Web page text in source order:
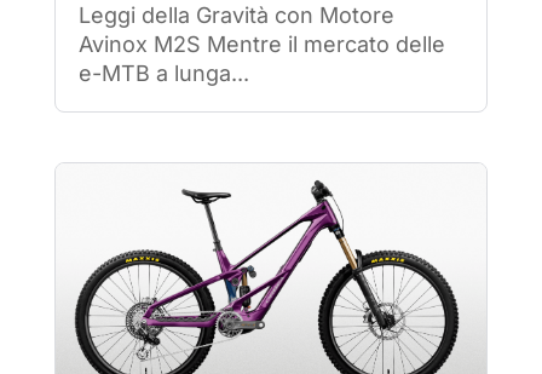
Leggi della Gravità con Motore
Avinox M2S Mentre il mercato delle
e-MTB a lunga...